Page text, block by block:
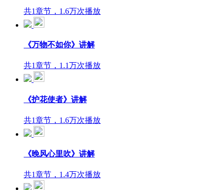
共1章节，1.6万次播放
《万物不如你》讲解
共1章节，1.1万次播放
《护花使者》讲解
共1章节，1.6万次播放
《晚风心里吹》讲解
共1章节，1.4万次播放